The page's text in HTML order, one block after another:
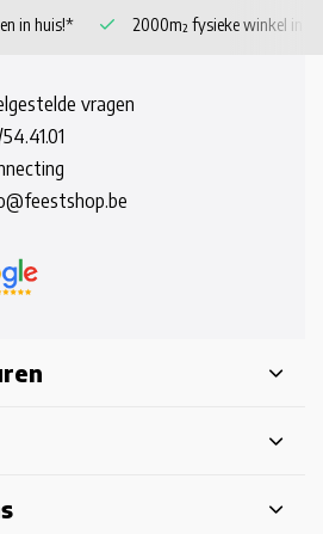
Voor 15u besteld, morgen in huis!*
vragen
54.41.01